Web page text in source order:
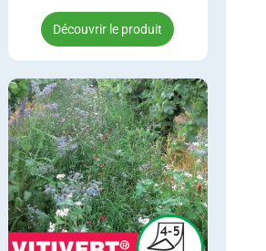
Découvrir le produit